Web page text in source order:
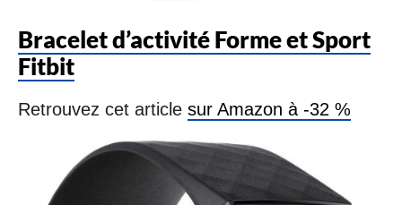
Bracelet d’activité Forme et Sport
Fitbit
Retrouvez cet article sur Amazon à -32 %